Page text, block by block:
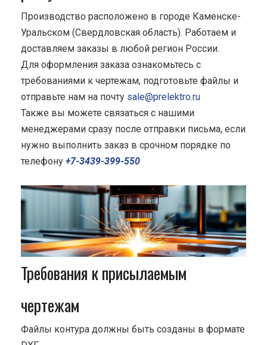
Производство расположено в городе Каменске-
Уральском (Свердловская область). Работаем и
доставляем заказы в любой регион России.
Для оформления заказа ознакомьтесь с
требованиями к чертежам, подготовьте файлы и
отправьте нам на почту sale@prelektro.ru
Также вы можете связаться с нашими
менеджерами сразу после отправки письма, если
нужно выполнить заказ в срочном порядке по
телефону +7-3439-399-550
Требования к присылаемым
чертежам
Файлы контура должны быть созданы в формате